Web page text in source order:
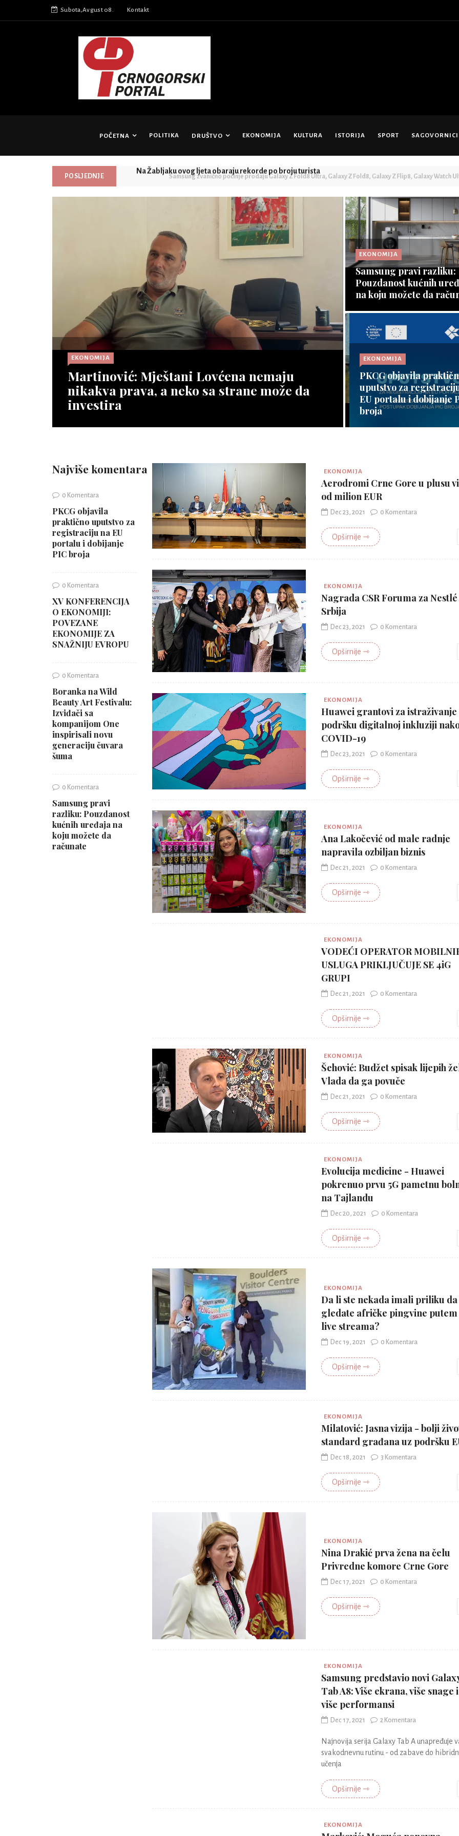
Subota,Avgust 08. Kontakt
POČETNA POLITIKA DRUŠTVO EKONOMIJA KULTURA ISTORIJA SPORT SAGOVORNICI
POSLJEDNJE
Ultra2 i Galaxy Watch9 Na Žabljaku ovog ljeta obaraju rekorde po broju turista
EKONOMIJA
Martinović: Mještani Lovćena nemaju
nikakva prava, a neko sa strane može da
investira
EKONOMIJA
Boranka na Wild Beauty Art
Festivalu: Izviđači sa
novu generaciju čuvara
šuma
Opširnije ⇾
EKONOMIJA
Samsung pravi razliku:
Pouzdanost kućnih
na koju možete da
Opširnije ⇾
EKONOMIJA
PKCG: DA LI JE
TRGOVINE ZAISTA
NERADNA?
Opširnije ⇾
EKONOMIJA
Na Žabljaku ovog ljeta
obaraju rekorde po broju
Opširnije ⇾
EKONOMIJA
PKCG objavila
uputstvo za registraciju
EU portalu i dobijanje
broja
Opširnije ⇾
EKONOMIJA
Erste banka realizovala
instant transakcije
Opširnije ⇾
Najviše komentara
0 Komentara
PKCG objavila
praktično uputstvo za
registraciju na EU
portalu i dobijanje
PIC broja
0 Komentara
XV KONFERENCIJA
O EKONOMIJI:
POVEZANE
EKONOMIJE ZA
SNAŽNIJU EVROPU
0 Komentara
Boranka na Wild
Beauty Art Festivalu:
Izviđači sa
kompanijom One
inspirisali novu
generaciju čuvara
šuma
0 Komentara
Samsung pravi
razliku: Pouzdanost
kućnih uređaja na
koju možete da
računate
EKONOMIJA
Aerodromi Crne Gore u plusu
od milion EUR
Dec 23, 2021 0 Komentara
Opširnije ⇾
EKONOMIJA
Nagrada CSR Foruma za Nestlé
Srbija
Dec 23, 2021 0 Komentara
Opširnije ⇾
EKONOMIJA
Huawei grantovi za istraživanje
podršku digitalnoj inkluziji
COVID-19
Dec 23, 2021 0 Komentara
Opširnije ⇾
EKONOMIJA
Ana Lakočević od male radnje
napravila ozbiljan biznis
Dec 21, 2021 0 Komentara
Opširnije ⇾
EKONOMIJA
VODEĆI OPERATOR
USLUGA PRIKLJUČUJE SE 4iG
GRUPI
Dec 21, 2021 0 Komentara
Opširnije ⇾
EKONOMIJA
Šehović: Budžet spisak lijepih
Vlada da ga povuče
Dec 21, 2021 0 Komentara
Opširnije ⇾
EKONOMIJA
Evolucija medicine - Huawei
pokrenuo prvu 5G pametnu
na Tajlandu
Dec 20, 2021 0 Komentara
Opširnije ⇾
EKONOMIJA
Da li ste nekada imali priliku da
gledate afričke pingvine putem
live streama?
Dec 19, 2021 0 Komentara
Opširnije ⇾
EKONOMIJA
Milatović: Jasna vizija - bolji
standard građana uz podršku
Dec 18, 2021 3 Komentara
Opširnije ⇾
EKONOMIJA
Nina Drakić prva žena na čelu
Privredne komore Crne Gore
Dec 17, 2021 0 Komentara
Opširnije ⇾
EKONOMIJA
Samsung predstavio novi
Tab A8: Više ekrana, više snage i
više performansi
Dec 17, 2021 2 Komentara
Najnovija serija Galaxy Tab A unapređuje
svakodnevnu rutinu - od zabave do
učenja
Opširnije ⇾
EKONOMIJA